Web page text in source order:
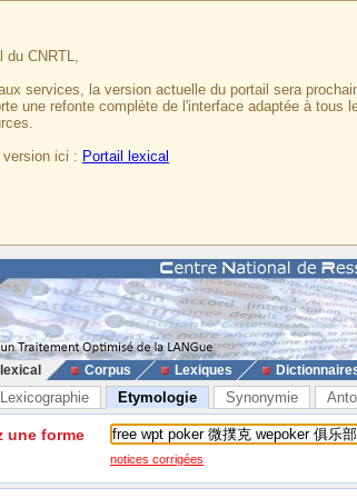
du CNRTL,
services, la version actuelle du portail sera
une refonte complète de l'interface adaptée à
ici : Portail lexical
Corpus Lexiques
Lexicographie Etymologie Synonymie
une forme
notices corrigées